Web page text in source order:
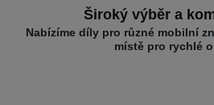
Široký výběr a
Nabízíme díly pro různé mobilní
místě pro rychlé